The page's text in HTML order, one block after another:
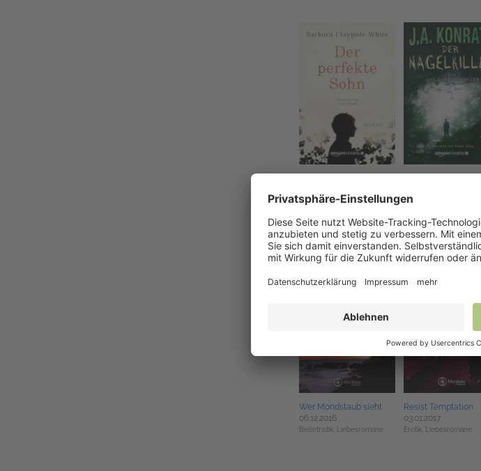
Belletristik Belletristik,
Wer Mondstaub sieht
06.12.2016
Belletristik, Liebesromane
Resist Temptation
03.01.2017
Erotik, Liebesromane